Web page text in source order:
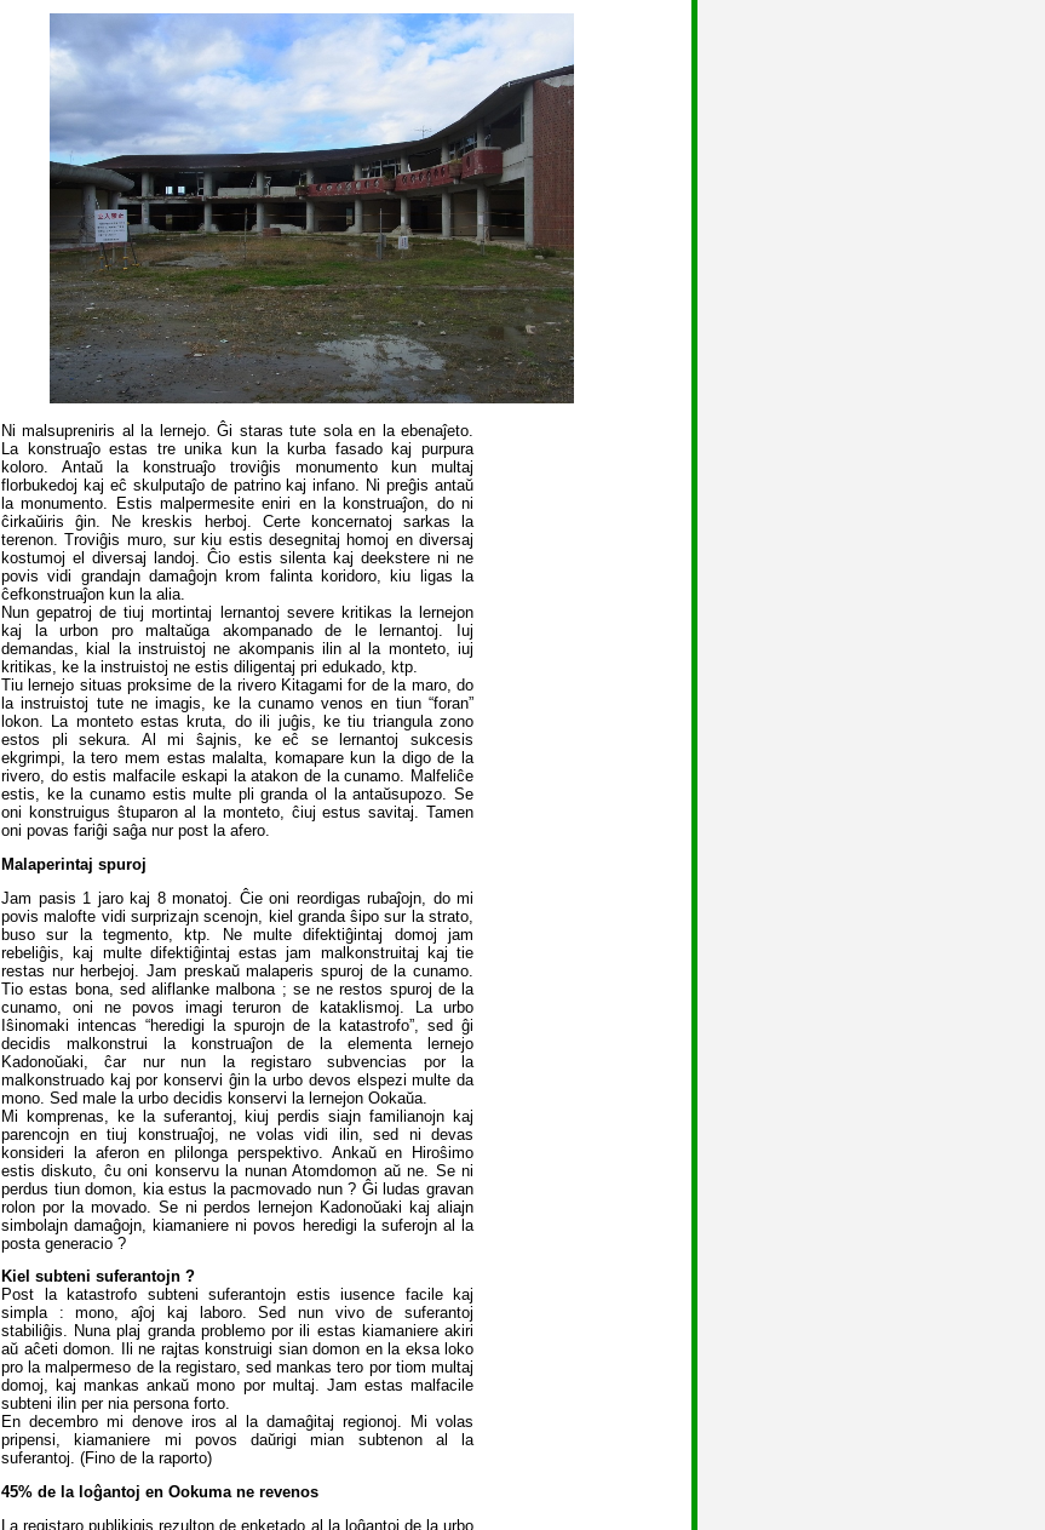
Ni malsupreniris al la lernejo. Ĝi staras tute sola en la ebenaĵeto.
La konstruaĵo estas tre unika kun la kurba fasado kaj purpura
koloro. Antaŭ la konstruaĵo troviĝis monumento kun multaj
florbukedoj kaj eĉ skulputaĵo de patrino kaj infano. Ni preĝis antaŭ
la monumento. Estis malpermesite eniri en la konstruaĵon, do ni
ĉirkaŭiris ĝin. Ne kreskis herboj. Certe koncernatoj sarkas la
terenon. Troviĝis muro, sur kiu estis desegnitaj homoj en diversaj
kostumoj el diversaj landoj. Ĉio estis silenta kaj deekstere ni ne
povis vidi grandajn damaĝojn krom falinta koridoro, kiu ligas la
ĉefkonstruaĵon kun la alia.
Nun gepatroj de tiuj mortintaj lernantoj severe kritikas la lernejon
kaj la urbon pro maltaŭga akompanado de le lernantoj. Iuj
demandas, kial la instruistoj ne akompanis ilin al la monteto, iuj
kritikas, ke la instruistoj ne estis diligentaj pri edukado, ktp.
Tiu lernejo situas proksime de la rivero Kitagami for de la maro, do
la instruistoj tute ne imagis, ke la cunamo venos en tiun “foran”
lokon. La monteto estas kruta, do ili juĝis, ke tiu triangula zono
estos pli sekura. Al mi ŝajnis, ke eĉ se lernantoj sukcesis
ekgrimpi, la tero mem estas malalta, komapare kun la digo de la
rivero, do estis malfacile eskapi la atakon de la cunamo. Malfeliĉe
estis, ke la cunamo estis multe pli granda ol la antaŭsupozo. Se
oni konstruigus ŝtuparon al la monteto, ĉiuj estus savitaj. Tamen
oni povas fariĝi saĝa nur post la afero.
Malaperintaj spuroj
Jam pasis 1 jaro kaj 8 monatoj. Ĉie oni reordigas rubaĵojn, do mi
povis malofte vidi surprizajn scenojn, kiel granda ŝipo sur la strato,
buso sur la tegmento, ktp. Ne multe difektiĝintaj domoj jam
rebeliĝis, kaj multe difektiĝintaj estas jam malkonstruitaj kaj tie
restas nur herbejoj. Jam preskaŭ malaperis spuroj de la cunamo.
Tio estas bona, sed aliflanke malbona ; se ne restos spuroj de la
cunamo, oni ne povos imagi teruron de kataklismoj. La urbo
Iŝinomaki intencas “heredigi la spurojn de la katastrofo”, sed ĝi
decidis malkonstrui la konstruaĵon de la elementa lernejo
Kadonoŭaki, ĉar nur nun la registaro subvencias por la
malkonstruado kaj por konservi ĝin la urbo devos elspezi multe da
mono. Sed male la urbo decidis konservi la lernejon Ookaŭa.
Mi komprenas, ke la suferantoj, kiuj perdis siajn familianojn kaj
parencojn en tiuj konstruaĵoj, ne volas vidi ilin, sed ni devas
konsideri la aferon en plilonga perspektivo. Ankaŭ en Hiroŝimo
estis diskuto, ĉu oni konservu la nunan Atomdomon aŭ ne. Se ni
perdus tiun domon, kia estus la pacmovado nun ? Ĝi ludas gravan
rolon por la movado. Se ni perdos lernejon Kadonoŭaki kaj aliajn
simbolajn damaĝojn, kiamaniere ni povos heredigi la suferojn al la
posta generacio ?
Kiel subteni suferantojn ?
Post la katastrofo subteni suferantojn estis iusence facile kaj
simpla : mono, aĵoj kaj laboro. Sed nun vivo de suferantoj
stabiliĝis. Nuna plaj granda problemo por ili estas kiamaniere akiri
aŭ aĉeti domon. Ili ne rajtas konstruigi sian domon en la eksa loko
pro la malpermeso de la registaro, sed mankas tero por tiom multaj
domoj, kaj mankas ankaŭ mono por multaj. Jam estas malfacile
subteni ilin per nia persona forto.
En decembro mi denove iros al la damaĝitaj regionoj. Mi volas
pripensi, kiamaniere mi povos daŭrigi mian subtenon al la
suferantoj. (Fino de la raporto)
45% de la loĝantoj en Ookuma ne revenos
La registaro publikigis rezulton de enketado al la loĝantoj de la urbo